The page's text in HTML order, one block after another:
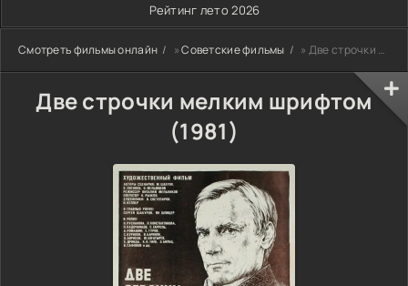
Рейтинг лето 2026
Смотреть фильмы онлайн »Советские фильмы » Две строчки мелким шрифтом (1981)
Две строчки мелким шрифтом
(1981)